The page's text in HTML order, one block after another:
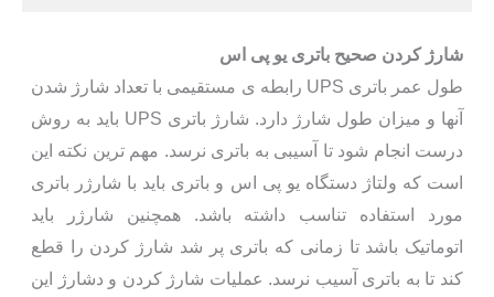
شارژ کردن صحیح باتری یو پی اس
طول عمر باتری UPS رابطه ی مستقیمی با تعداد شارژ شدن
آنها و میزان طول شارژ دارد. شارژ باتری UPS باید به روش
درست انجام شود تا آسیبی به باتری نرسد. مهم ترین نکته این
است که ولتاژ دستگاه یو پی اس و باتری باید با شارژر باتری
مورد استفاده تناسب داشته باشد. همچنین شارژر باید
اتوماتیک باشد تا زمانی که باتری پر شد شارژ کردن را قطع
کند تا به باتری آسیب نرسد. عملیات شارژ کردن و دشارژ این